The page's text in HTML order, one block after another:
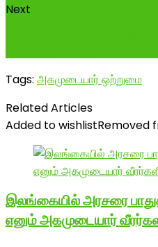
Next
Tags: அகமுடையார் ஒற்றுமை
Related Articles
Added to wishlistRemoved
இலங்கையில் அரசரை
எனும் அகமுடையார்